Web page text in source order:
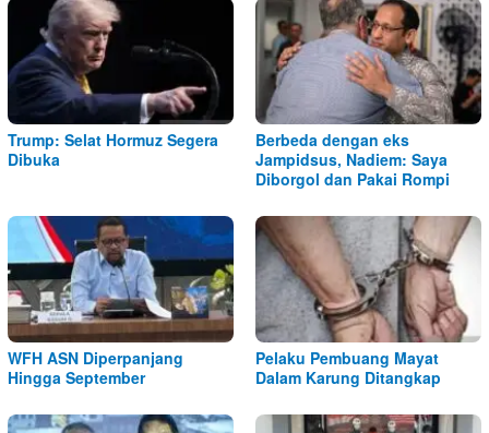
Trump: Selat Hormuz Segera
Dibuka
Berbeda dengan eks
Jampidsus, Nadiem: Saya
Diborgol dan Pakai Rompi
WFH ASN Diperpanjang
Hingga September
Pelaku Pembuang Mayat
Dalam Karung Ditangkap